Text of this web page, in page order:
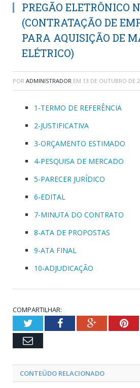
PREGÃO ELETRÔNICO
(CONTRATAÇÃO DE
PARA AQUISIÇÃO DE
ELÉTRICO)
POR ADMINISTRADOR EM 13 DE OUTUBRO DE
1-TERMO DE REFERÊNCIA
2-JUSTIFICATIVA
3-ORÇAMENTO ESTIMADO
4-PESQUISA DE MERCADO
5-PARECER JURÍDICO
6-EDITAL
7-MINUTA DO CONTRATO
8-ATA DE PROPOSTAS
9-ATA FINAL
10-ADJUDICAÇÃO
COMPARTILHAR:
TwitterFacebookGoogle+
Email
CONTEÚDO RELACIONADO